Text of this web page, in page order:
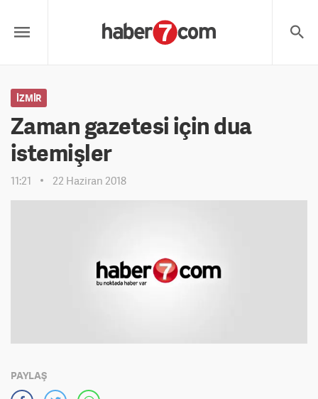
İZMIR
Zaman gazetesi için dua
istemişler
11:21 22 Haziran 2018
PAYLAŞ